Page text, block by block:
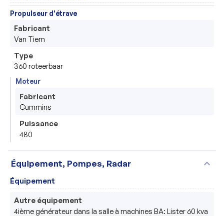
Propulseur d'étrave
Fabricant
Van Tiem
Type
360 roteerbaar
Moteur
Fabricant
Cummins
Puissance
480
Équipement, Pompes, Radar expand_more
Équipement
Autre équipement
4ième générateur dans la salle à machines BA: Lister 60 kva